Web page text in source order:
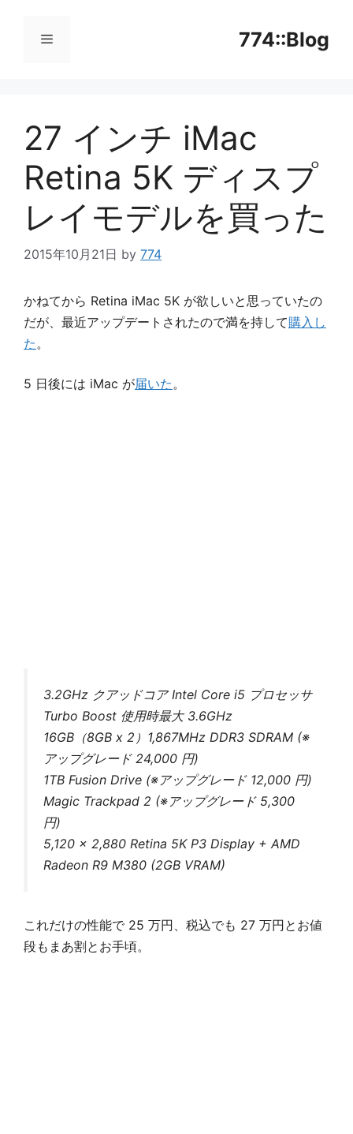
774::Blog
ニ
ュ
ー
27 インチ iMac
Retina 5K ディスプ
レイモデルを買った
2015年10月21日 by 774
かねてから Retina iMac 5K が欲しいと思っていたの
だが、最近アップデートされたので満を持して購入し
た。
5 日後には iMac が届いた。
3.2GHz クアッドコア Intel Core i5 プロセッサ
Turbo Boost 使用時最大 3.6GHz
16GB（8GB x 2）1,867MHz DDR3 SDRAM (※
アップグレード 24,000 円)
1TB Fusion Drive (※アップグレード 12,000 円)
Magic Trackpad 2 (※アップグレード 5,300
円)
5,120 x 2,880 Retina 5K P3 Display + AMD
Radeon R9 M380 (2GB VRAM)
これだけの性能で 25 万円、税込でも 27 万円とお値
段もまあ割とお手頃。